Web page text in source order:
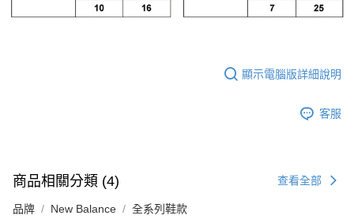
顯示電腦版詳細說明
客服
商品相關分類 (4) 查看全部
品牌 New Balance 全系列鞋款